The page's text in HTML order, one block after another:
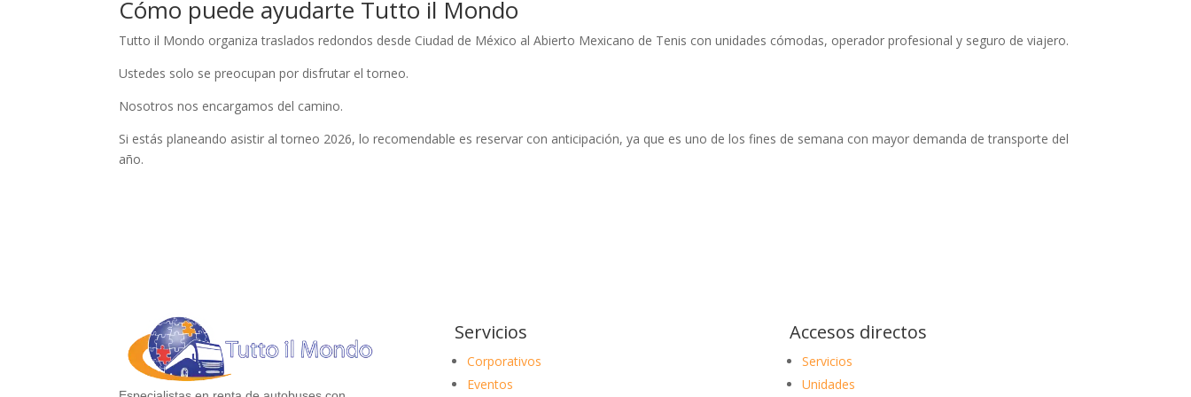
Cómo puede ayudarte Tutto il Mondo
Tutto il Mondo organiza traslados redondos desde Ciudad de México al Abierto Mexicano de Tenis con unidades cómodas, operador profesional y seguro de viajero.
Ustedes solo se preocupan por disfrutar el torneo.
Nosotros nos encargamos del camino.
Si estás planeando asistir al torneo 2026, lo recomendable es reservar con anticipación, ya que es uno de los fines de semana con mayor demanda de transporte del
año.
Servicios
Corporativos
Eventos
Accesos directos
Servicios
Unidades